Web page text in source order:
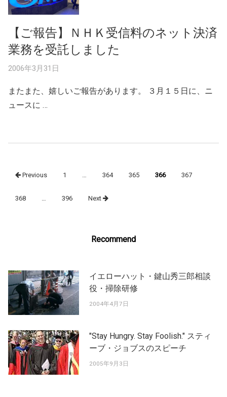
【ご報告】ＮＨＫ受信料のネット決済
業務を受託しました
2006年3月31日
またまた、嬉しいご報告があります。 ３月１５日に、ニ
ュースに …
navigation
Previous 1 364 365 366 367
368 396 Next
Recommend
イエローハット・鍵山秀三郎相談
役・掃除研修
2004年4月7日
"Stay Hungry. Stay Foolish." スティ
ーブ・ジョブスのスピーチ
2005年9月3日